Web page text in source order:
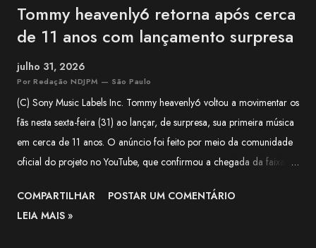
Tommy heavenly6 retorna após cerca
de 11 anos com lançamento surpresa
julho 31, 2026
Por Redação NDJPM — São Paulo
(C) Sony Music Labels Inc. Tommy heavenly6 voltou a movimentar os
fãs nesta sexta-feira (31) ao lançar, de surpresa, sua primeira música
em cerca de 11 anos. O anúncio foi feito por meio da comunidade
oficial do projeto no YouTube, que confirmou a chegada da faixa às
para quem aguardava novidades da artista há mais de uma década.
Segundo o comunicado, a música é uma versão de Halloween de
COMPARTILHAR
POSTAR UM COMENTÁRIO
LEIA MAIS »